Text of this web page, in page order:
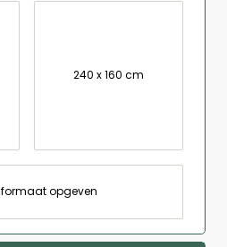
240 x 160 cm
formaat opgeven